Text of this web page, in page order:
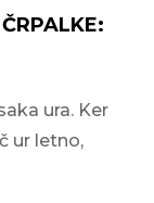
ura. Ker
ur letno,